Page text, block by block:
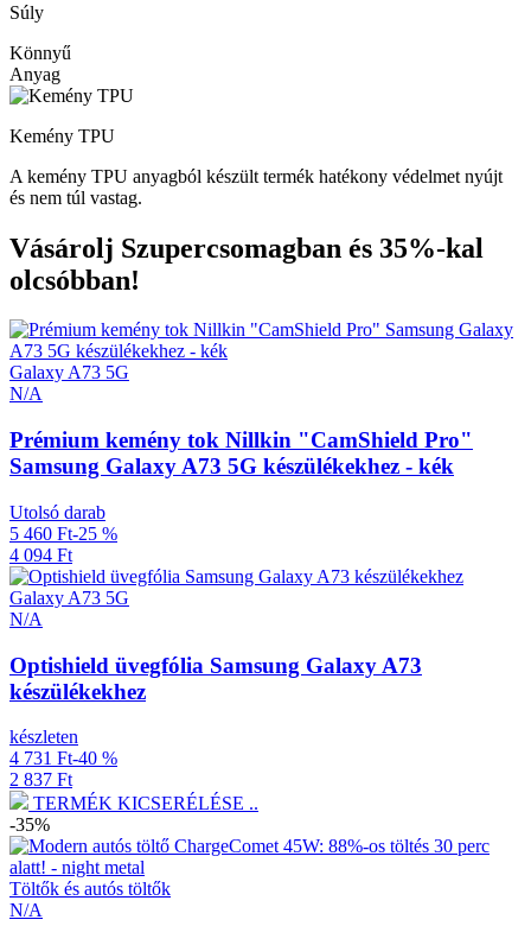
Súly
Könnyű
Anyag
Kemény TPU
A kemény TPU anyagból készült termék hatékony védelmet nyújt
és nem túl vastag.
Vásárolj Szupercsomagban és 35%-kal
olcsóbban!
Galaxy A73 5G
N/A
Prémium kemény tok Nillkin "CamShield Pro"
Samsung Galaxy A73 5G készülékekhez - kék
Utolsó darab
5 460 Ft-25 %
4 094 Ft
Galaxy A73 5G
N/A
Optishield üvegfólia Samsung Galaxy A73
készülékekhez
készleten
4 731 Ft-40 %
2 837 Ft
TERMÉK KICSERÉLÉSE ..
-35%
Töltők és autós töltők
N/A